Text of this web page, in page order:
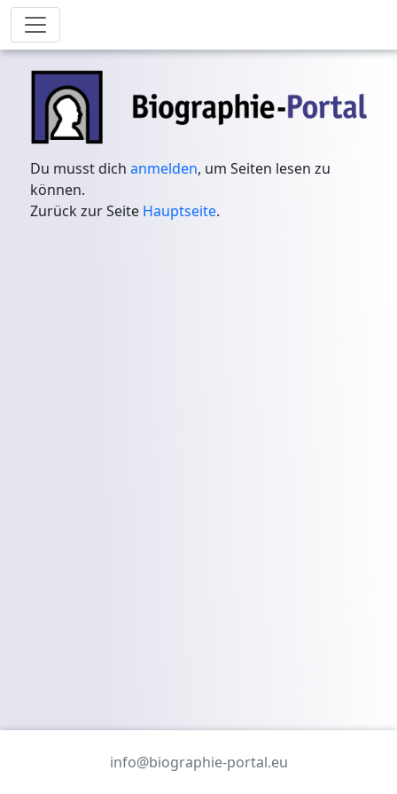
Du musst dichanmelden, um Seiten lesen zu
können.
Zurück zur Seite Hauptseite.
info@biographie-portal.eu